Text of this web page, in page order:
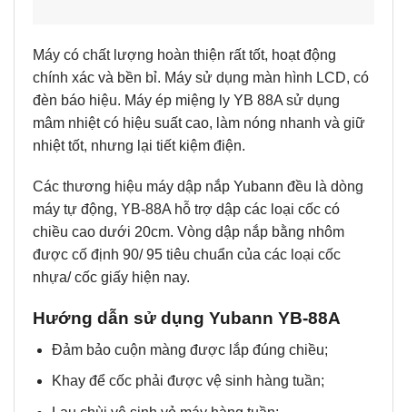
Máy có chất lượng hoàn thiện rất tốt, hoạt động
chính xác và bền bỉ. Máy sử dụng màn hình LCD, có
đèn báo hiệu. Máy ép miệng ly YB 88A sử dụng
mâm nhiệt có hiệu suất cao, làm nóng nhanh và giữ
nhiệt tốt, nhưng lại tiết kiệm điện.
Các thương hiệu máy dập nắp Yubann đều là dòng
máy tự động, YB-88A hỗ trợ dập các loại cốc có
chiều cao dưới 20cm. Vòng dập nắp bằng nhôm
được cố định 90/ 95 tiêu chuẩn của các loại cốc
nhựa/ cốc giấy hiện nay.
Hướng dẫn sử dụng Yubann YB-88A
Đảm bảo cuộn màng được lắp đúng chiều;
Khay để cốc phải được vệ sinh hàng tuần;